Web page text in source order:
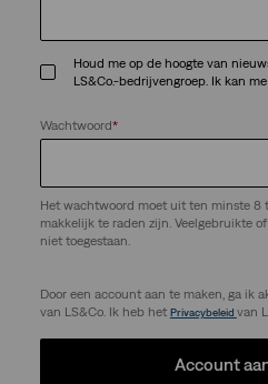
Houd me op de hoogte van
LS&Co.-bedrijvengroep. Ik kan
Wachtwoord*
Het wachtwoord moet uit ten minste 8
makkelijk te raden zijn. Veelgebruikte
niet toegestaan.
Door een account aan te maken, ga ik
van LS&Co. Ik heb het Privacybeleid van
Account